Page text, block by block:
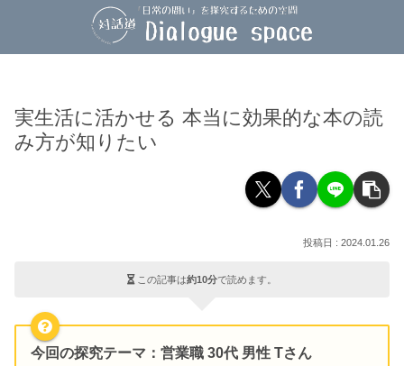
実生活に活かせる 本当に効果的な本の読
み方が知りたい
2024.01.26
この記事は約10分で読めます。
今回の探究テーマ ：営業職 30代 男性 Tさん